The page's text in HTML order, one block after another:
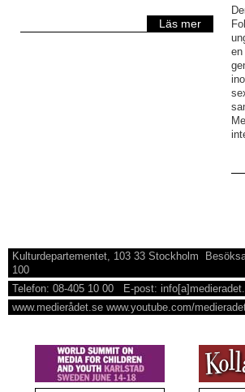
Läs mer
en
Kulturdepartementet, 103 33 Stockholm
100
Telefon: 08-405 10 00 E-post:
www.medierådet.se www.youtube.com/